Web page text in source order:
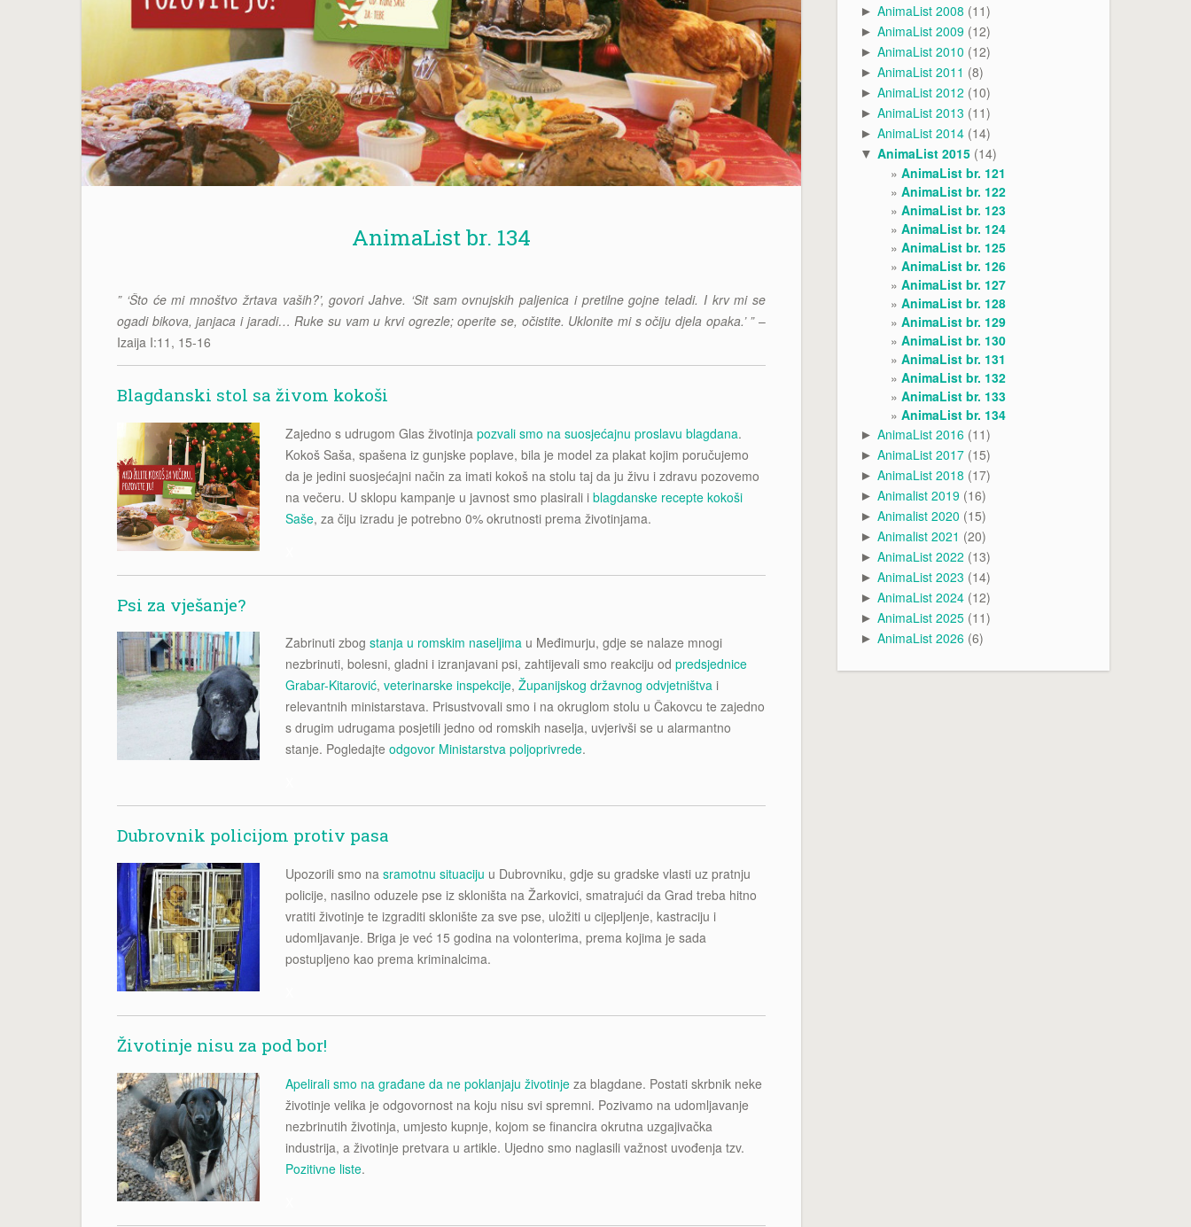
AnimaList br. 134
” ‘Što će mi mnoštvo žrtava vaših?’, govori Jahve. ‘Sit sam ovnujskih paljenica i pretilne gojne teladi. I krv mi se
ogadi bikova, janjaca i jaradi… Ruke su vam u krvi ogrezle; operite se, očistite. Uklonite mi s očiju djela opaka.’ ” –
Izaija I:11, 15-16
Blagdanski stol sa živom kokoši
Zajedno s udrugom Glas životinjapozvali smo na suosjećajnu proslavu blagdana.
Kokoš Saša, spašena iz gunjske poplave, bila je model za plakat kojim poručujemo
da je jedini suosjećajni način za imati kokoš na stolu taj da ju živu i zdravu pozovemo
na večeru. U sklopu kampanje u javnost smo plasirali iblagdanske recepte kokoši
Saše, za čiju izradu je potrebno 0% okrutnosti prema životinjama.
Psi za vješanje?
Zabrinuti zbogstanja u romskim naseljima u Međimurju, gdje se nalaze mnogi
nezbrinuti, bolesni, gladni i izranjavani psi, zahtijevali smo reakciju odpredsjednice
Grabar-Kitarović,veterinarske inspekcije,Županijskog državnog odvjetništva i
relevantnih ministarstava. Prisustvovali smo i na okruglom stolu u Čakovcu te zajedno
s drugim udrugama posjetili jedno od romskih naselja, uvjerivši se u alarmantno
stanje. Pogledajteodgovor Ministarstva poljoprivrede.
Dubrovnik policijom protiv pasa
Upozorili smo nasramotnu situaciju u Dubrovniku, gdje su gradske vlasti uz pratnju
policije, nasilno oduzele pse iz skloništa na Žarkovici, smatrajući da Grad treba hitno
vratiti životinje te izgraditi sklonište za sve pse, uložiti u cijepljenje, kastraciju i
udomljavanje. Briga je već 15 godina na volonterima, prema kojima je sada
postupljeno kao prema kriminalcima.
Životinje nisu za pod bor!
Apelirali smo na građane da ne poklanjaju životinje za blagdane. Postati skrbnik neke
životinje velika je odgovornost na koju nisu svi spremni. Pozivamo na udomljavanje
nezbrinutih životinja, umjesto kupnje, kojom se financira okrutna uzgajivačka
industrija, a životinje pretvara u artikle. Ujedno smo naglasili važnost uvođenja tzv.
Pozitivne liste.
► AnimaList 2008 (11)
► AnimaList 2009(12)
► AnimaList 2010 (12)
► AnimaList 2011 (8)
► AnimaList 2012 (10)
► AnimaList 2013 (11)
► AnimaList 2014(14)
▼ AnimaList 2015(14)
AnimaList br. 121
AnimaList br. 122
AnimaList br. 123
AnimaList br. 124
AnimaList br. 125
AnimaList br. 126
AnimaList br. 127
AnimaList br. 128
AnimaList br. 129
AnimaList br. 130
AnimaList br. 131
AnimaList br. 132
AnimaList br. 133
AnimaList br. 134
► AnimaList 2016(11)
► AnimaList 2017(15)
► AnimaList 2018 (17)
► Animalist 2019(16)
► Animalist 2020 (15)
► Animalist 2021 (20)
► AnimaList 2022 (13)
► AnimaList 2023 (14)
► AnimaList 2024(12)
► AnimaList 2025(11)
► AnimaList 2026(6)